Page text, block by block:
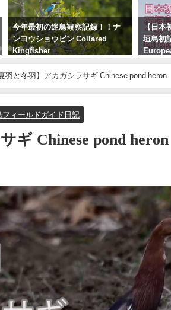
今年最初の迷鳥観察記録！！ナ
ンヨウショウビン Collared
Kingfisher
【日本
垣島初
夏羽と冬羽】アカガシラサギ Chinese pond heron
フィールドガイド日記
ギ Chinese pond heron